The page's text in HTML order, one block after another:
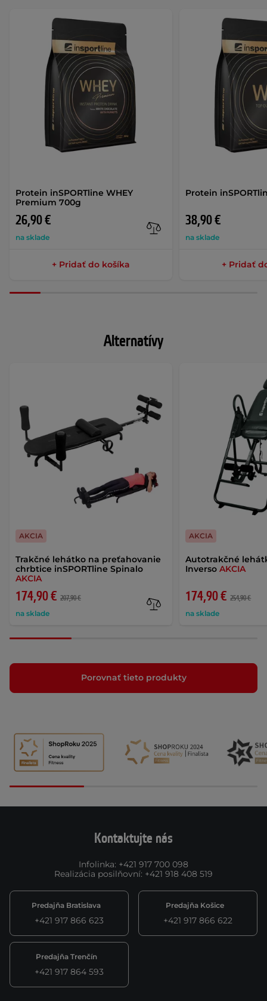
Protein inSPORTline WHEY
Premium 700g
26,90 €
na sklade
+ Pridať do košíka
Protein
38,90 €
na sklade
+ Pridať
Alternatívy
Trakčné lehátko na preťahovanie
chrbtice inSPORTline Spinalo
AKCIA
174,90 € 207,90 €
na sklade
AKCIA
Autotrakčné
InversoAKCIA
174,90 € 254,90 €
na sklade
AKCIA
Porovnať tieto produkty
Kontaktujte nás
Infolinka: +421 917 700 098
Realizácia posilňovní: +421 918 408 519
Predajňa Bratislava
+421 917 866 623
Predajňa Košice
+421 917 866 622
Predajňa Trenčín
+421 917 864 593